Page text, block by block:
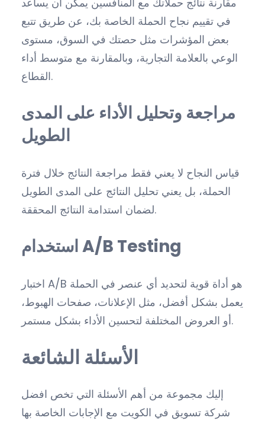
في تقييم نجاح الحملة الخاصة بك، عن طريق تتبع
بعض المؤشرات مثل حصتك في السوق، مستوى
الوعي بالعلامة التجارية، وبالمقارنة مع متوسط أداء
القطاع.
مراجعة وتحليل الأداء على المدى
الطويل
قياس النجاح لا يعني فقط مراجعة النتائج خلال فترة
الحملة، بل يعني تحليل النتائج على المدى الطويل
لضمان استدامة النتائج المحققة.
استخدام A/B Testing
اختبار A/B هو أداة قوية لتحديد أي عنصر في الحملة
يعمل بشكل أفضل، مثل الإعلانات، صفحات الهبوط،
أو العروض المختلفة لتحسين الأداء بشكل مستمر.
الأسئلة الشائعة
إليك مجموعة من أهم الأسئلة التي تخص افضل
شركة تسويق في الكويت مع الإجابات الخاصة بها